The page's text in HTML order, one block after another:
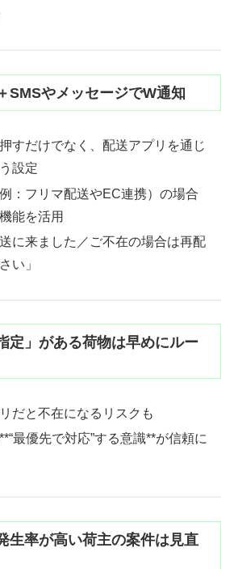
やメッセージでW通知
すだけでなく、配送アプリを通じ
設定
：フリマ配送やEC連携）の場合
能を活用
に来ました／ご不在の場合は再配
い」
」がある荷物は早めにルー
だと不在になるリスクも
最優先で対応”する意識**が信頼に
率が高い荷主の案件は見直